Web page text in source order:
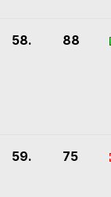
58. 88
59. 75